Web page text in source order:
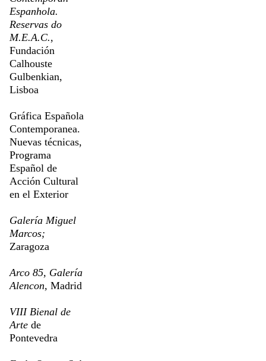
Espanhola.
Reservas do
M.E.A.C.,
Fundación
Calhouste
Gulbenkian,
Lisboa
Gráfica Española
Contemporanea.
Nuevas técnicas,
Programa
Español de
Acción Cultural
en el Exterior
Galería Miguel
Marcos;
Zaragoza
Arco 85, Galería
Alencon, Madrid
VIII Bienal de
Arte de
Pontevedra